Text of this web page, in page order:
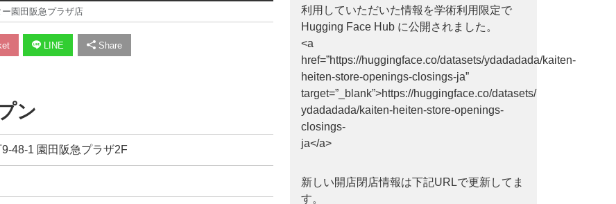
園田阪急プラザ店
LINE Share
ン
48-1 園田阪急プラザ2F
利用していただいた情報を学術利用限定で
Hugging Face Hub に公開されました。
<a
href=”https://huggingface.co/datasets/ydadadada/kaiten-
heiten-store-openings-closings-ja”
target=”_blank”>https://huggingface.co/datasets/
ydadadada/kaiten-heiten-store-openings-
closings-
ja</a>
新しい開店閉店情報は下記URLで更新してま
す。